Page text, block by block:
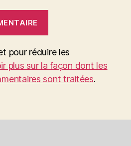
pour réduire les
plus sur la façon dont les
sont traitées.